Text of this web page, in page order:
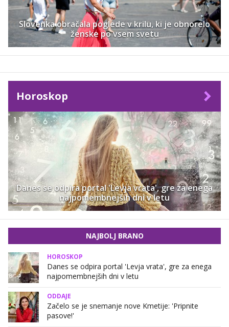
Slovenka obračala poglede v krilu, ki je obnorelo
ženske po vsem svetu
Horoskop
Danes se odpira portal 'Levja vrata', gre za enega
najpomembnejših dni v letu
NAJBOLJ BRANO
HOROSKOP
Danes se odpira portal 'Levja vrata', gre za enega
najpomembnejših dni v letu
ODDAJE
Začelo se je snemanje nove Kmetije: 'Pripnite
pasove!'